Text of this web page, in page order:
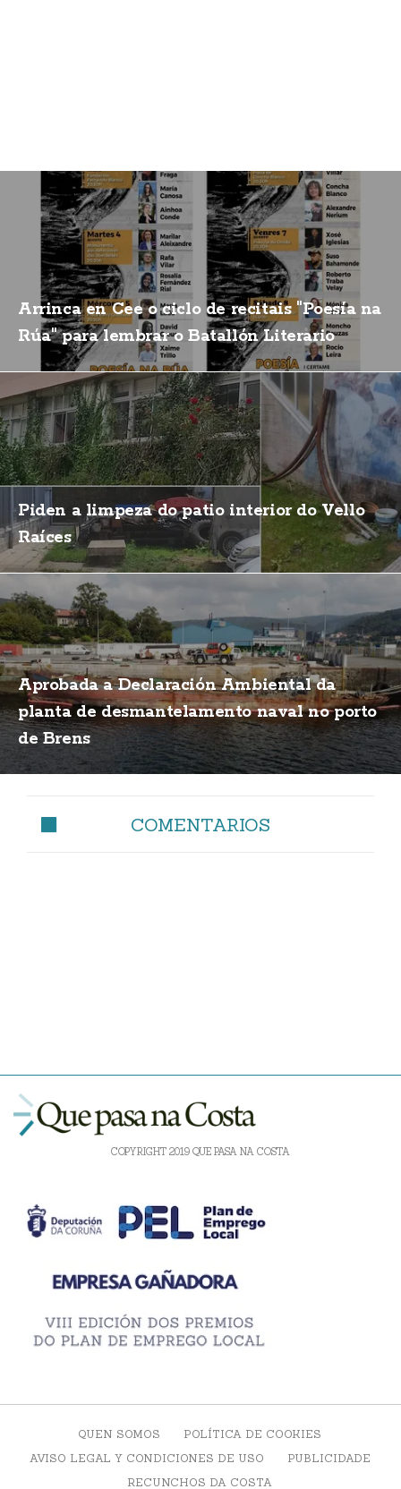
Arrinca en Cee o ciclo de recitais "Poesía na
Rúa" para lembrar o Batallón Literario
Piden a limpeza do patio interior do Vello
Raíces
Aprobada a Declaración Ambiental da
planta de desmantelamento naval no porto
de Brens
COMENTARIOS
COPYRIGHT 2019 QUE PASA NA COSTA
QUEN SOMOS
POLÍTICA DE COOKIES
AVISO LEGAL Y CONDICIONES DE USO
PUBLICIDADE
RECUNCHOS DA COSTA